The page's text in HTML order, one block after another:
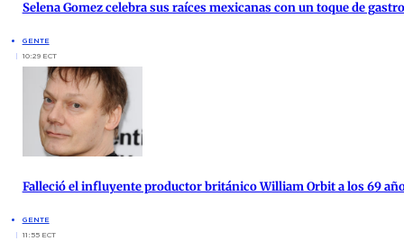
Selena Gomez celebra sus raíces mexicanas con un toque de
GENTE
10:29 ECT
Falleció el influyente productor británico William Orbit a los 69
GENTE
11:55 ECT